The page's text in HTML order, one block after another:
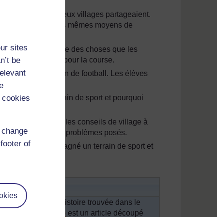
sites
be
of
les gens des deux villages partageaient.
utiliser les mêmes moyens de
village. Une des choses que les
le football et pour la course.
de faire un terrain de football. Les élèves
deux villages.
besoin d’un terrain de sport et pourquoi
ainsi que les conseils de village à
a discuté des problèmes posés.
villages ont gagné un terrain de sport et
chacun une histoire trouvée dans le
est un article découpé